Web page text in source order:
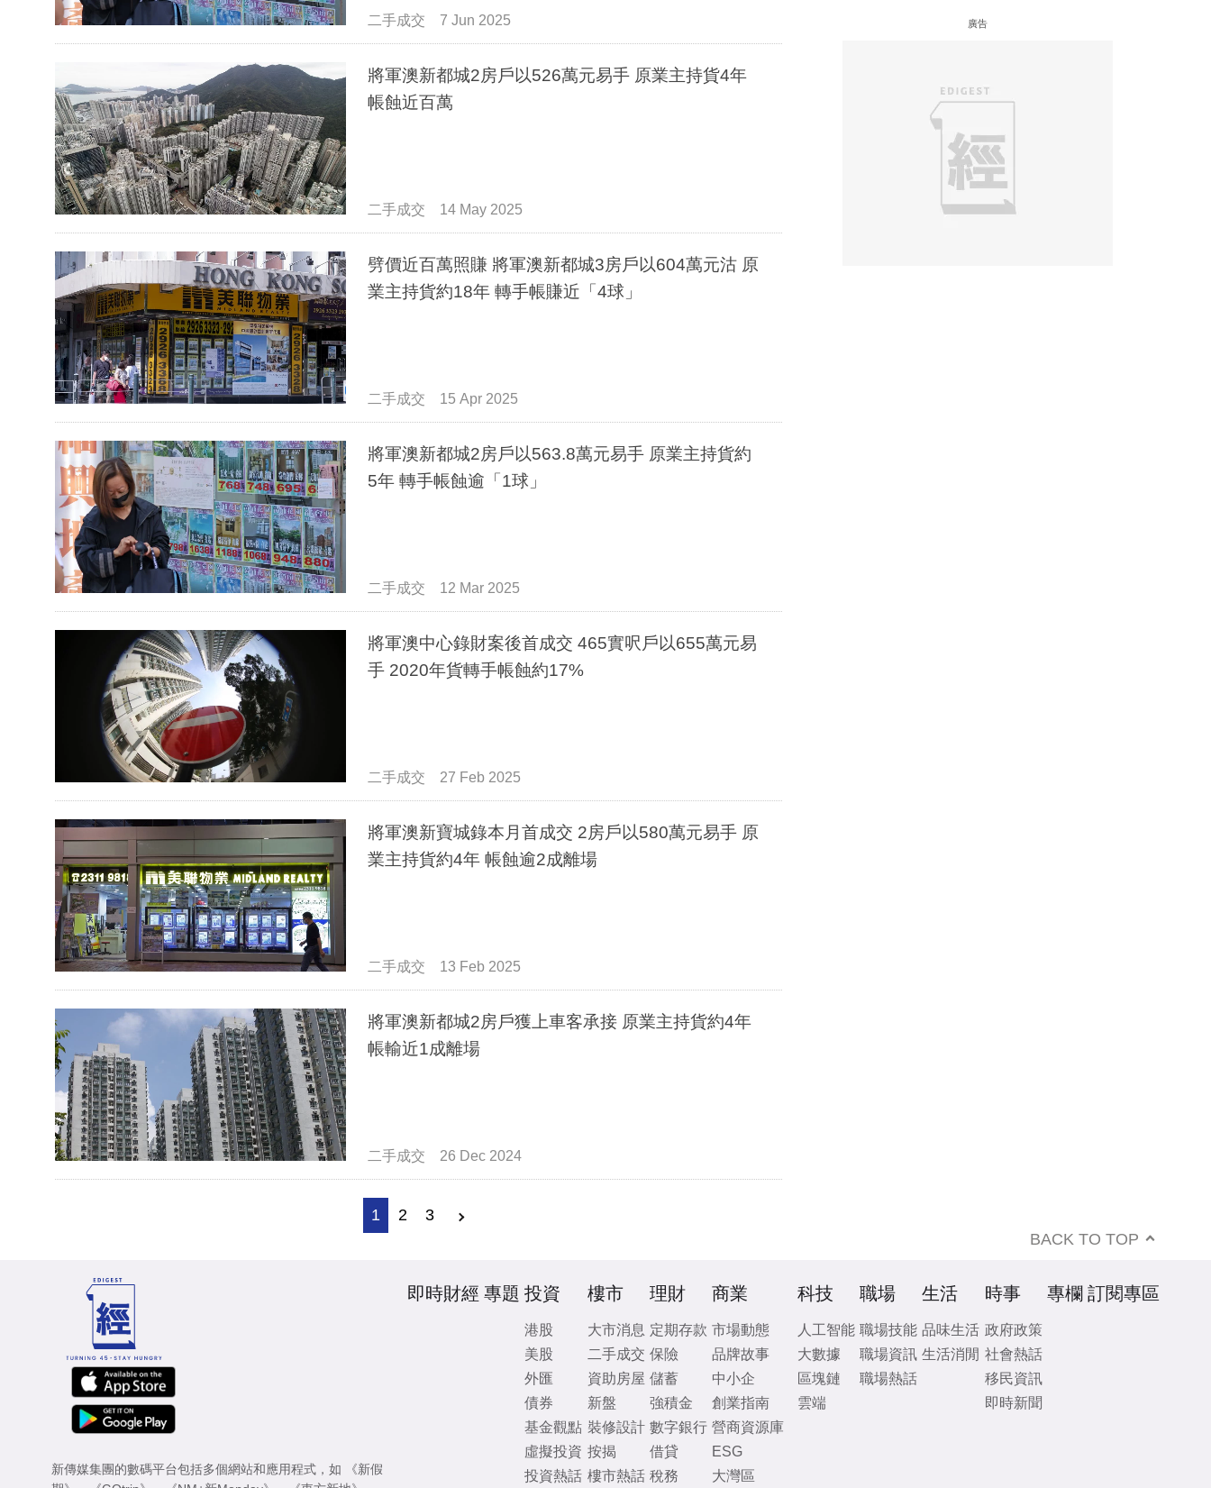
二手成交 7 Jun 2025
將軍澳新都城2房戶以526萬元易手 原業主持貨4年
帳蝕近百萬
二手成交 14 May 2025
劈價近百萬照賺 將軍澳新都城3房戶以604萬元沽 原
業主持貨約18年 轉手帳賺近「4球」
二手成交 15 Apr 2025
將軍澳新都城2房戶以563.8萬元易手 原業主持貨約
5年 轉手帳蝕逾「1球」
二手成交 12 Mar 2025
將軍澳中心錄財案後首成交 465實呎戶以655萬元易
手 2020年貨轉手帳蝕約17%
二手成交 27 Feb 2025
將軍澳新寶城錄本月首成交 2房戶以580萬元易手 原
業主持貨約4年 帳蝕逾2成離場
二手成交 13 Feb 2025
將軍澳新都城2房戶獲上車客承接 原業主持貨約4年
帳輸近1成離場
二手成交 26 Dec 2024
1 2 3
廣告
BACK TO TOP
新傳媒集團的數碼平台包括多個網站和應用程式，如
《新假
即時財經 專題 投資
港股
美股
外匯
債券
基金觀點
虛擬投資
投資熱話
樓市
大市消息
二手成交
資助房屋
新盤
裝修設計
按揭
樓市熱話
理財
定期存款
保險
儲蓄
強積金
數字銀行
借貸
稅務
商業
市場動態
品牌故事
中小企
創業指南
營商資源庫
ESG
大灣區
科技
人工智能
大數據
區塊鏈
雲端
職場
職場技能
職場資訊
職場熱話
生活
品味生活
生活消閒
時事
政府政策
社會熱話
移民資訊
即時新聞
專欄 訂閱專區